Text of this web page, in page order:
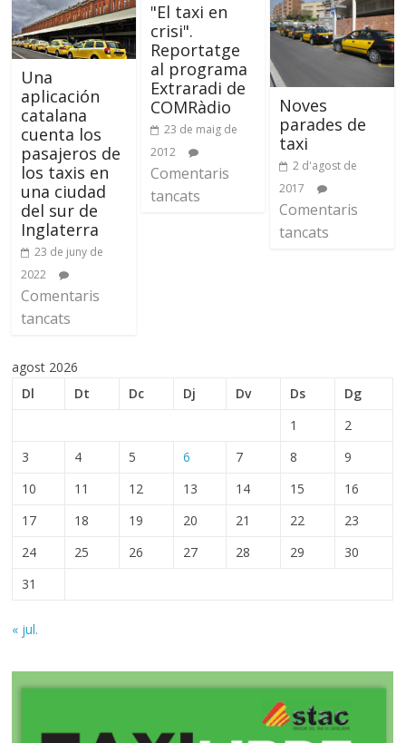
Una
aplicación
catalana
cuenta los
pasajeros de
los taxis en
una ciudad
del sur de
Inglaterra
23 de juny de
2022
Comentaris
tancats
"El taxi en
crisi".
Reportatge
al programa
Extraradi de
COMRàdio
23 de maig de
2012
Comentaris
tancats
Noves
parades de
taxi
2 d'agost de
2017
Comentaris
tancats
agost 2026
Dl
Dt Dc Dj Dv Ds
Dg
1
2
3
4 5 6 7 8
9
10
11 12 13 14 15
16
17
18 19 20 21 22
23
24
25 26 27 28 29
30
31
« jul.